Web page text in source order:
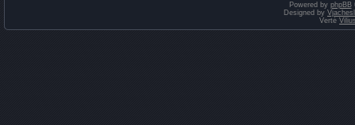
Powered by phpBB
Designed by
Vertė